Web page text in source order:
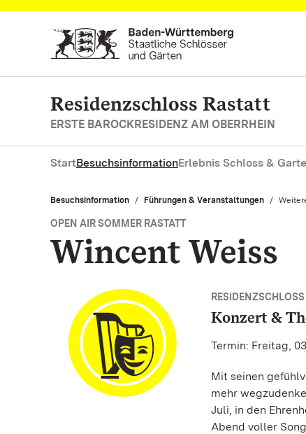
Zum Hauptinhalt springen
Residenzschloss Rastatt
ERSTE BAROCKRESIDENZ AM OBERRHEIN
StartBesuchsinformationErlebnis Schloss &
Besuchsinformation Führungen & Veranstaltungen
OPEN AIR SOMMER RASTATT
Wincent Weiss
Konzert &
Termin: Freitag,
Mit seinen
mehr
Juli, in den
Abend voller